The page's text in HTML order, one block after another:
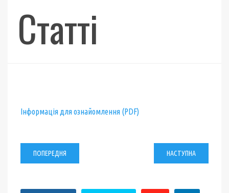
Статті
Інформація для ознайомлення (PDF)
ПОПЕРЕДНЯ НАСТУПНА